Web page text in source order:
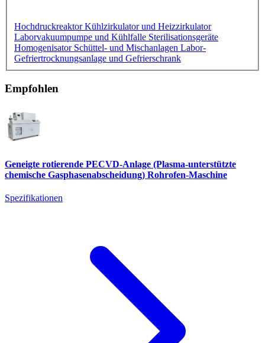
HochdruckreaktorKühlzirkulator und Heizzirkulator
Laborvakuumpumpe und Kühlfalle Sterilisationsgeräte
Homogenisator Schüttel- und Mischanlagen Labor-
Gefriertrocknungsanlage und Gefrierschrank
Empfohlen
Geneigte rotierende PECVD-Anlage (Plasma-unterstützte
chemische Gasphasenabscheidung) Rohrofen-Maschine
Spezifikationen